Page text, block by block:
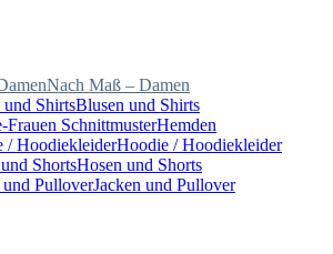
Nach Maß – Damen
Blusen und Shirts
Hemden
Hoodie / Hoodiekleider
Hosen und Shorts
Jacken und Pullover